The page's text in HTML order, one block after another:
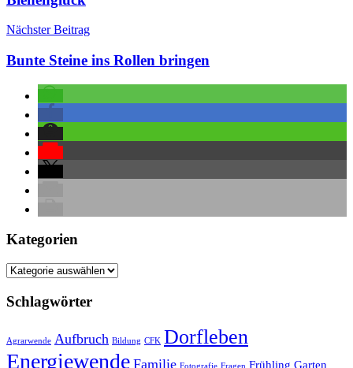
Nächster Beitrag
Bunte Steine ins Rollen bringen
Kategorien
Kategorien
Schlagwörter
Agrarwende Aufbruch Bildung CFK Dorfleben
Energiewende Familie Fotografie Fragen Frühling Garten